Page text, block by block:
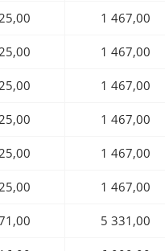
1 467,00
1 467,00
1 467,00
1 467,00
1 467,00
1 467,00
5 331,00